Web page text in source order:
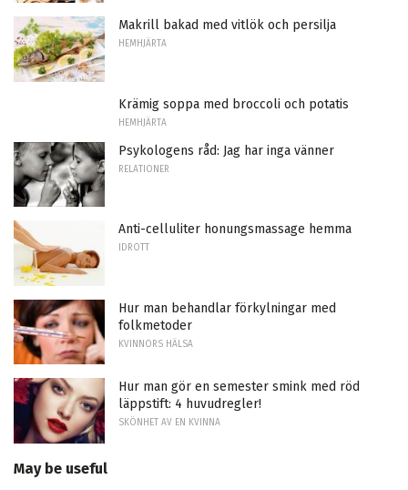
Makrill bakad med vitlök och persilja
HEMHJÄRTA
Krämig soppa med broccoli och potatis
HEMHJÄRTA
Psykologens råd: Jag har inga vänner
RELATIONER
Anti-celluliter honungsmassage hemma
IDROTT
Hur man behandlar förkylningar med
folkmetoder
KVINNORS HÄLSA
Hur man gör en semester smink med röd
läppstift: 4 huvudregler!
SKÖNHET AV EN KVINNA
May be useful